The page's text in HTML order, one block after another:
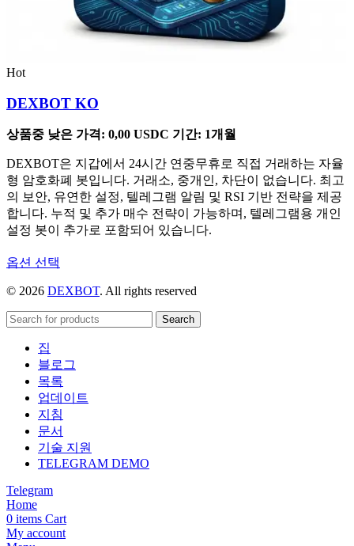
Hot
DEXBOT KO
상품중 낮은 가격: 0,00 USDC 기간: 1개월
DEXBOT은 지갑에서 24시간 연중무휴로 직접 거래하는 자율
형 암호화폐 봇입니다. 거래소, 중개인, 차단이 없습니다. 최고
의 보안, 유연한 설정, 텔레그램 알림 및 RSI 기반 전략을 제공
합니다. 누적 및 추가 매수 전략이 가능하며, 텔레그램용 개인
설정 봇이 추가로 포함되어 있습니다.
옵션 선택
상
품
옵
이
이
상
품
에
있
습
품
© 2026 DEXBOT. All rights reserved
Search
집
블로그
목록
업데이트
지침
문서
기술 지원
TELEGRAM DEMO
Telegram
Home
0 items Cart
My account